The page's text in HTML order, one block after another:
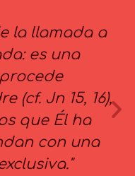
la llamada a
es una
(cf. Jn 15, 16),
que Él ha
con una